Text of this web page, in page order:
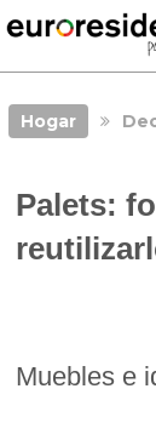
Hogar
Palets:
Muebles e